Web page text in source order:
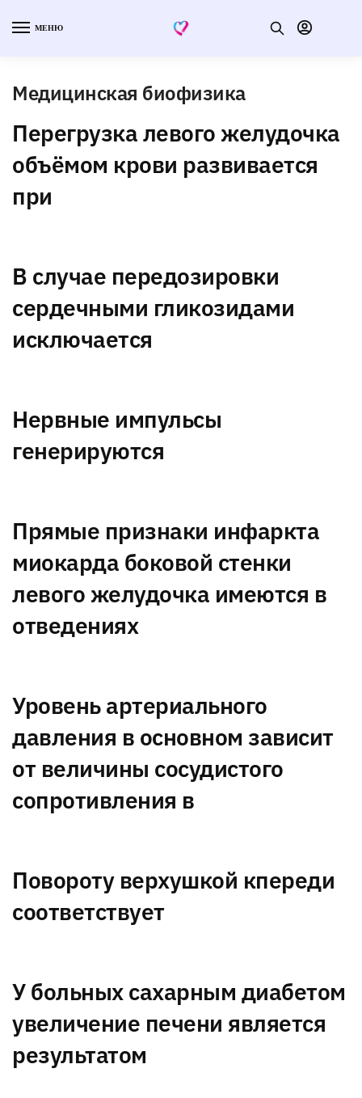
МЕНЮ
Медицинская биофизика
Перегрузка левого желудочка
объёмом крови развивается
при
В случае передозировки
сердечными гликозидами
исключается
Нервные импульсы
генерируются
Прямые признаки инфаркта
миокарда боковой стенки
левого желудочка имеются в
отведениях
Уровень артериального
давления в основном зависит
от величины сосудистого
сопротивления в
Повороту верхушкой кпереди
соответствует
У больных сахарным диабетом
увеличение печени является
результатом